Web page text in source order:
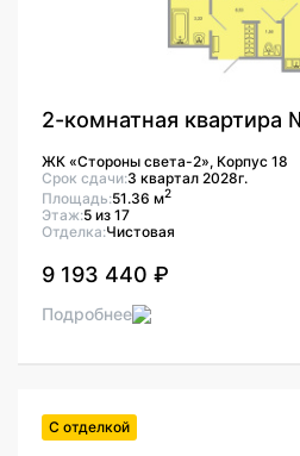
2-комнатная квартира
ЖК «Стороны света-2», Корпус 18
Срок сдачи:3 квартал 2028г.
Площадь:51.36 м2
Этаж:5 из 17
Отделка:Чистовая
9 193 440 ₽
Подробнее
С отделкой